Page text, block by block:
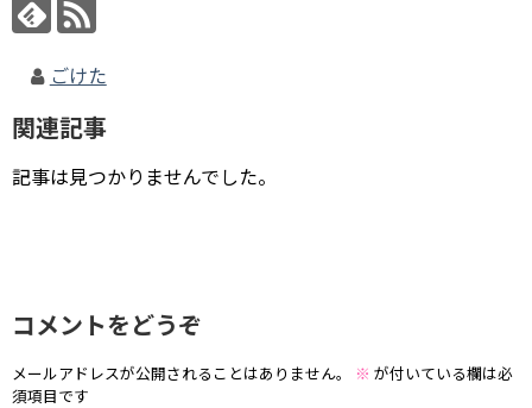
ごけた
関連記事
記事は見つかりませんでした。
コメントをどうぞ
メールアドレスが公開されることはありません。 ※ が付いている欄は必
須項目です